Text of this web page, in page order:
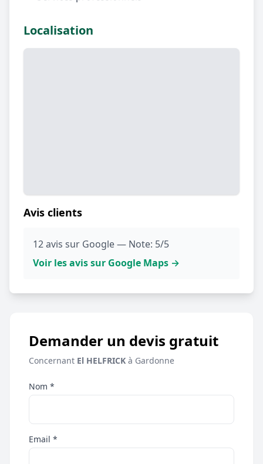
Localisation
Avis clients
12 avis sur Google — Note: 5/5
Voir les avis sur Google Maps →
Demander un devis gratuit
Concernant El HELFRICK à Gardonne
Nom *
Email *